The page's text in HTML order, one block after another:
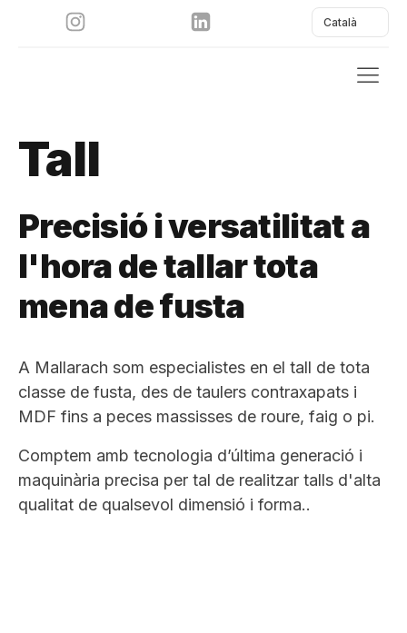
Català
Tall
Precisió i versatilitat a
l'hora de tallar tota
mena de fusta
A Mallarach som especialistes en el tall de tota
classe de fusta, des de taulers contraxapats i
MDF fins a peces massisses de roure, faig o pi.
Comptem amb tecnologia d’última generació i
maquinària precisa per tal de realitzar talls d'alta
qualitat de qualsevol dimensió i forma..